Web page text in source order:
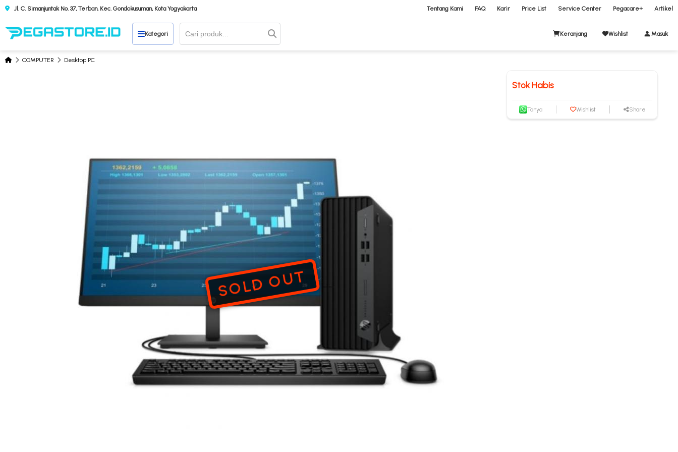
Jl. C. Simanjuntak No. 37, Terban, Kec. Gondokusuman, Kota Yogyakarta Tentang Kami FAQ Karir Price List Service Center Pegacare+ Artikel
Kategori Keranjang Wishlist Masuk
COMPUTER Desktop PC
SOLD OUT
Stok Habis
Tanya Wishlist Share